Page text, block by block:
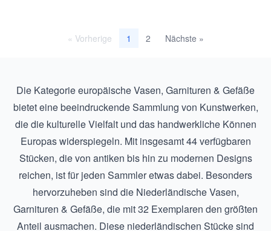
« Vorherige 1 2 Nächste »
Die Kategorie europäische Vasen, Garnituren & Gefäße
bietet eine beeindruckende Sammlung von Kunstwerken,
die die kulturelle Vielfalt und das handwerkliche Können
Europas widerspiegeln. Mit insgesamt 44 verfügbaren
Stücken, die von antiken bis hin zu modernen Designs
reichen, ist für jeden Sammler etwas dabei. Besonders
hervorzuheben sind die Niederländische Vasen,
Garnituren & Gefäße, die mit 32 Exemplaren den größten
Anteil ausmachen. Diese niederländischen Stücke sind